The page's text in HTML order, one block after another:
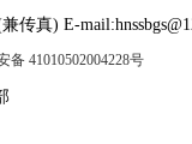
传真) E-
备 41010502004228号